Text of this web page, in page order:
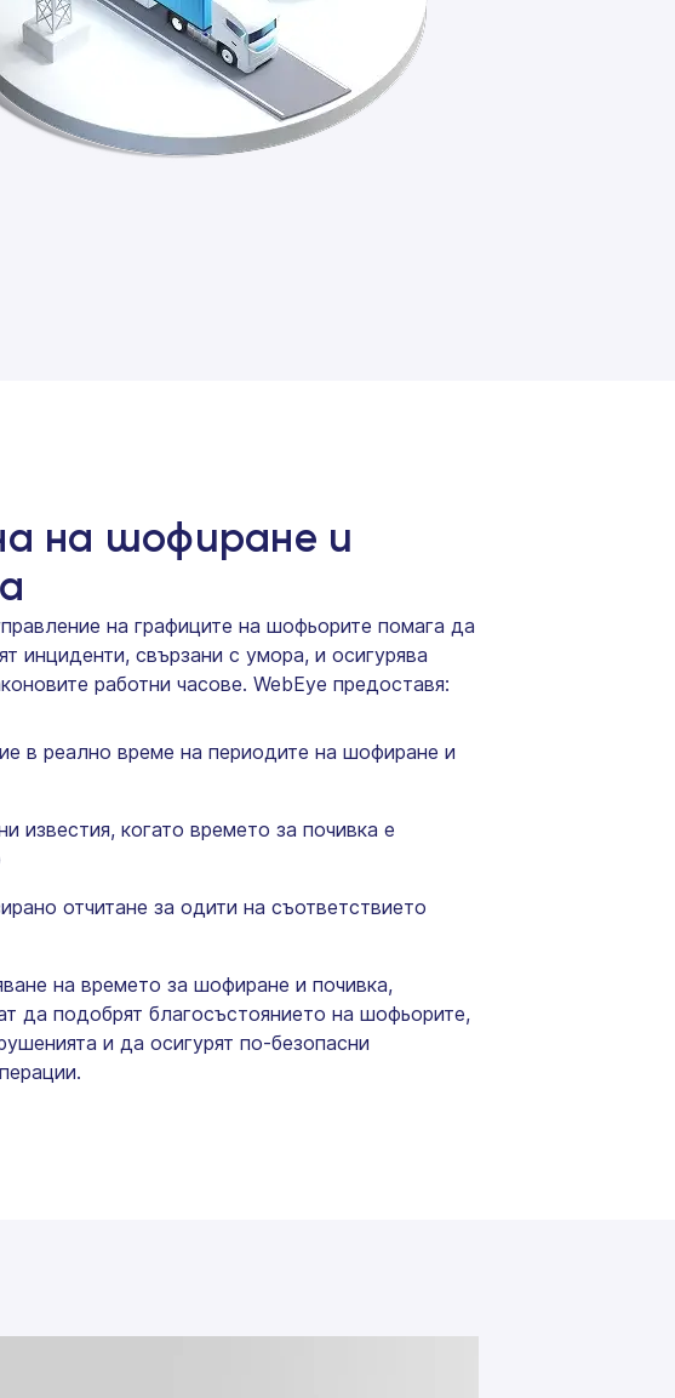
на шофиране и
на графиците на шофьорите помага да
инциденти, свързани с умора, и осигурява
работни часове. WebEye предоставя:
в реално време на периодите на шофиране и
известия, когато времето за почивка е
отчитане за одити на съответствието
на времето за шофиране и почивка,
да подобрят благосъстоянието на шофьорите,
и да осигурят по-безопасни